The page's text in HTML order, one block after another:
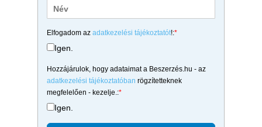
Elfogadom az adatkezelési tájékoztatót!:*
Igen.
Hozzájárulok, hogy adataimat a Beszerzés.hu - az
adatkezelési tájékoztatóban rögzítetteknek
megfelelően - kezelje.:*
Igen.